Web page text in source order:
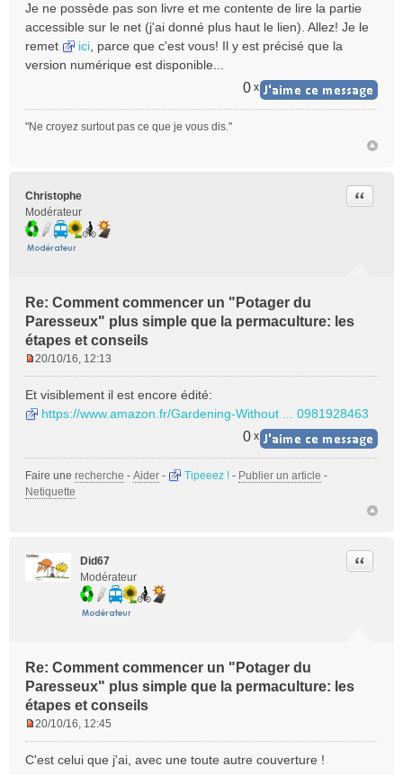
s
s
a
g
o
n
Je ne possède pas son livre et me contente de lire la partie
accessible sur le net (j'ai donné plus haut le lien). Allez! Je le
remet
ici , parce que c'est vous! Il y est précisé que la
version numérique est disponible...
0 x
"Ne croyez surtout pas ce que je vous dis."
Christophe
Modérateur
Re: Comment commencer un "Potager du
Paresseux" plus simple que la permaculture: les
étapes et conseils
Citer
s
s
o
20/10/16, 12:13
Et visiblement il est encore édité:
https://www.amazon.fr/Gardening-Without ... 0981928463
0 x
Faire une recherche - Aider - Tipeeez ! - Publier un article -
Netiquette
Did67
Modérateur
Re: Comment commencer un "Potager du
Paresseux" plus simple que la permaculture: les
étapes et conseils
Citer
s
20/10/16, 12:45
C'est celui que j'ai, avec une toute autre couverture !